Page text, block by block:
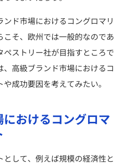
ド市場におけるコングロマリ
こそ、欧州では一般的なのであ
ペストリー社が目指すところで
高級ブランド市場におけるコ
成功要因を考えてみたい。
おけるコングロマ
として、例えば規模の経済性と